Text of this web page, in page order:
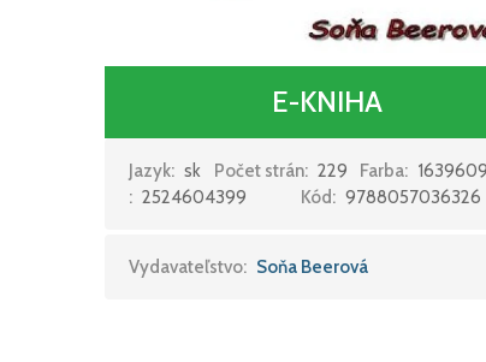
E-KNIHA
Jazyk: sk Počet strán: 229 Farba:
: 2524604399 Kód: 9788057036326
Vydavateľstvo: Soňa Beerová